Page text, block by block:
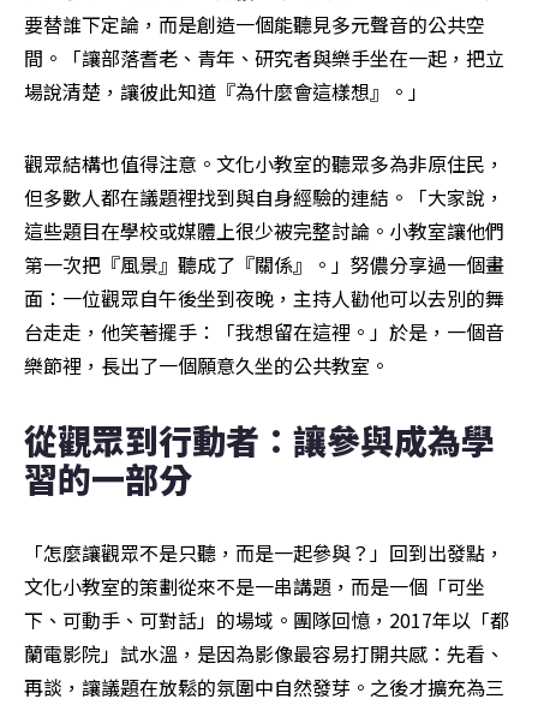
要替誰下定論，而是創造一個能聽見多元聲音的公共空
間。「讓部落耆老、青年、研究者與樂手坐在一起，把立
場說清楚，讓彼此知道『為什麼會這樣想』。」
觀眾結構也值得注意。文化小教室的聽眾多為非原住民，
但多數人都在議題裡找到與自身經驗的連結。「大家說，
這些題目在學校或媒體上很少被完整討論。小教室讓他們
第一次把『風景』聽成了『關係』。」努儂分享過一個畫
面：一位觀眾自午後坐到夜晚，主持人勸他可以去別的舞
台走走，他笑著擺手：「我想留在這裡。」於是，一個音
樂節裡，長出了一個願意久坐的公共教室。
從觀眾到行動者：讓參與成為學
習的一部分
「怎麼讓觀眾不是只聽，而是一起參與？」回到出發點，
文化小教室的策劃從來不是一串講題，而是一個「可坐
下、可動手、可對話」的場域。團隊回憶，2017年以「都
蘭電影院」試水溫，是因為影像最容易打開共感：先看、
再談，讓議題在放鬆的氛圍中自然發芽。之後才擴充為三